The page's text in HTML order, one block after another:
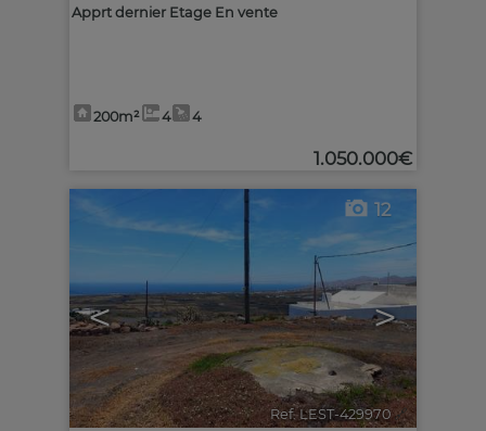
Apprt dernier Etage En vente
200m² 4 4
1.050.000€
< >
12
Ref. LEST-429970 🔗